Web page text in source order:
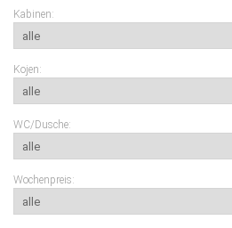
Kabinen:
Kojen:
WC/Dusche:
Wochenpreis: